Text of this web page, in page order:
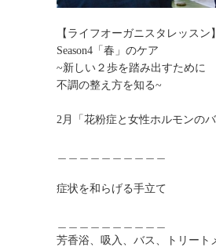
【ライフオーガニスタレッスン】
Season4「春」のケア
~新しい２歩を踏み出すために
不調の整え方を知る~
2月「花粉症と女性ホルモンの
症状を和らげる手立て
芳香浴、吸入、バス、トリート